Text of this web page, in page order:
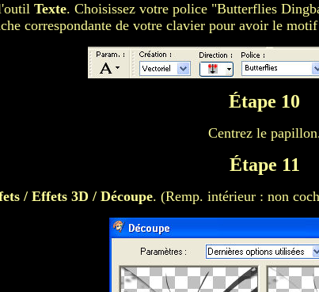
Texte. Choisissez votre police "Butterflies
correspondante de votre clavier pour avoir le
Étape 10
Centrez le
Étape 11
/ Effets 3D / Découpe. (Remp. intérieur : non